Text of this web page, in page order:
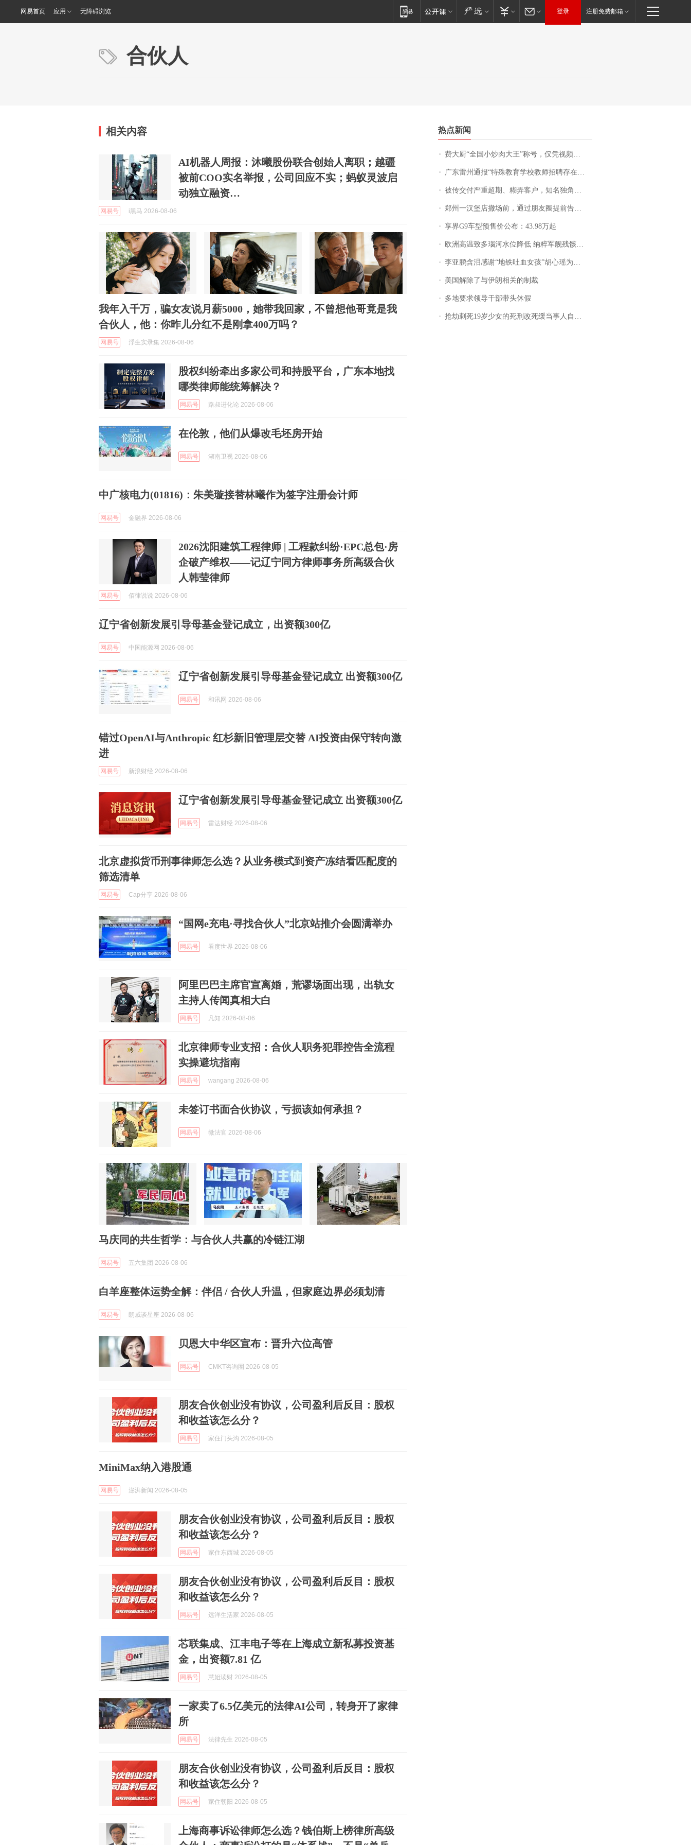
网易首页 应用 无障碍浏览 登录 注册免费邮箱
合伙人
相关内容
AI机器人周报：沐曦股份联合创始人离职；越疆
被前COO实名举报，公司回应不实；蚂蚁灵波启
动独立融资…
网易号 i黑马 2026-08-06
我年入千万，骗女友说月薪5000，她带我回家，不曾想他哥竟是我
合伙人，他：你昨儿分红不是刚拿400万吗？
网易号 浮生实录集 2026-08-06
股权纠纷牵出多家公司和持股平台，广东本地找
哪类律师能统筹解决？
网易号 路叔进化论 2026-08-06
在伦敦，他们从爆改毛坯房开始
网易号 湖南卫视 2026-08-06
中广核电力(01816)：朱美璇接替林曦作为签字注册会计师
网易号 金融界 2026-08-06
2026沈阳建筑工程律师 | 工程款纠纷·EPC总包·房
企破产维权——记辽宁同方律师事务所高级合伙
人韩莹律师
网易号 佰律说说 2026-08-06
辽宁省创新发展引导母基金登记成立，出资额300亿
网易号 中国能源网 2026-08-06
辽宁省创新发展引导母基金登记成立 出资额300亿
网易号 和讯网 2026-08-06
错过OpenAI与Anthropic 红杉新旧管理层交替 AI投资由保守转向激
进
网易号 新浪财经 2026-08-06
辽宁省创新发展引导母基金登记成立 出资额300亿
网易号 雷达财经 2026-08-06
北京虚拟货币刑事律师怎么选？从业务模式到资产冻结看匹配度的
筛选清单
网易号 Cap分享 2026-08-06
“国网e充电·寻找合伙人”北京站推介会圆满举办
网易号 看度世界 2026-08-06
阿里巴巴主席官宣离婚，荒谬场面出现，出轨女
主持人传闻真相大白
网易号 凡知 2026-08-06
北京律师专业支招：合伙人职务犯罪控告全流程
实操避坑指南
网易号 wangang 2026-08-06
未签订书面合伙协议，亏损该如何承担？
网易号 微法官 2026-08-06
马庆同的共生哲学：与合伙人共赢的冷链江湖
网易号 五六集团 2026-08-06
白羊座整体运势全解：伴侣 / 合伙人升温，但家庭边界必须划清
网易号 朗威谈星座 2026-08-06
贝恩大中华区宣布：晋升六位高管
网易号 CMKT咨询圈 2026-08-05
朋友合伙创业没有协议，公司盈利后反目：股权
和收益该怎么分？
网易号 家住门头沟 2026-08-05
MiniMax纳入港股通
网易号 澎湃新闻 2026-08-05
朋友合伙创业没有协议，公司盈利后反目：股权
和收益该怎么分？
网易号 家住东西城 2026-08-05
朋友合伙创业没有协议，公司盈利后反目：股权
和收益该怎么分？
网易号 远洋生活家 2026-08-05
芯联集成、江丰电子等在上海成立新私募投资基
金，出资额7.81 亿
网易号 慧姐读财 2026-08-05
一家卖了6.5亿美元的法律AI公司，转身开了家律
所
网易号 法律先生 2026-08-05
朋友合伙创业没有协议，公司盈利后反目：股权
和收益该怎么分？
网易号 家住朝阳 2026-08-05
上海商事诉讼律师怎么选？钱伯斯上榜律所高级
热点新闻
费大厨“全国小炒肉大王”称号，仅凭视频评出？中国烹饪协会回应
广东雷州通报“特殊教育学校教师招聘存在违规行为”：已启动问责程序 副校长被停职
被传交付严重超期、糊弄客户，知名独角兽车企创始人回应：都没证据，将依法采取措施，“本人长期与美国交管局保持沟通，对方表示肯定”
郑州一汉堡店撤场前，通过朋友圈提前告知逐一退费，有顾客仅剩1元也全被退回，分文不少；顾客：言而有信，让人感动
享界G9车型预售价公布：43.98万起
欧洲高温致多瑙河水位降低 纳粹军舰残骸重见天日
李亚鹏含泪感谢“地铁吐血女孩”胡心瑶为嫣然天使捐99999元：这份捐赠太沉重，尊重其捐赠意愿，个人向胡心瑶和她的病友之家各捐赠99999元
美国解除了与伊朗相关的制裁
多地要求领导干部带头休假
抢劫刺死19岁少女的死刑改死缓当事人自述：出狱11年间始终刻意躲避被害人家属